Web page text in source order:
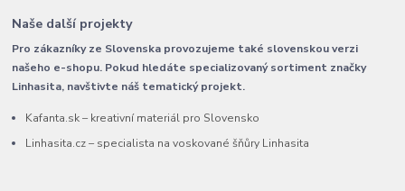
Naše další projekty
Pro zákazníky ze Slovenska provozujeme také slovenskou verzi
našeho e-shopu. Pokud hledáte specializovaný sortiment značky
Linhasita, navštivte náš tematický projekt.
Kafanta.sk – kreativní materiál pro Slovensko
Linhasita.cz – specialista na voskované šňůry Linhasita